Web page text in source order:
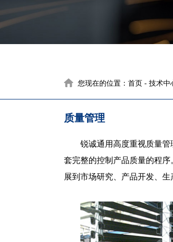
您现在的位置： 首页 - 技术中
质量管理
锐诚通用高度重视质量
套完整的控制产品质量的程
展到市场研究、产品开发、